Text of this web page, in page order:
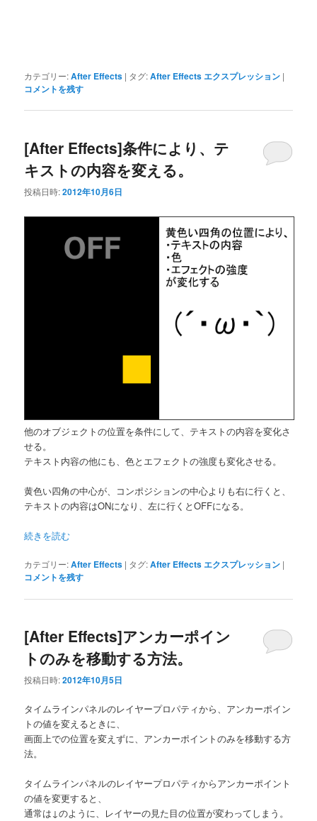
カテゴリー:After Effects | タグ:After Effects エクスプレッション |
コメントを残す
[After Effects]条件により、テ
キストの内容を変える。
投稿日時:2012年10月6日
他のオブジェクトの位置を条件にして、テキストの内容を変化さ
せる。
テキスト内容の他にも、色とエフェクトの強度も変化させる。
黄色い四角の中心が、コンポジションの中心よりも右に行くと、
テキストの内容はONになり、左に行くとOFFになる。
続きを読む
カテゴリー:After Effects | タグ:After Effects エクスプレッション |
コメントを残す
[After Effects]アンカーポイン
トのみを移動する方法。
投稿日時:2012年10月5日
タイムラインパネルのレイヤープロパティから、アンカーポイン
トの値を変えるときに、
画面上での位置を変えずに、アンカーポイントのみを移動する方
法。
タイムラインパネルのレイヤープロパティからアンカーポイント
の値を変更すると、
通常は↓のように、レイヤーの見た目の位置が変わってしまう。